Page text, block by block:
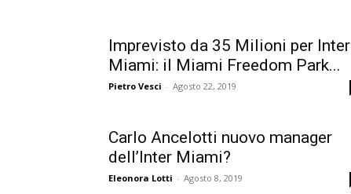
Imprevisto da 35 Milioni per Inter
Miami: il Miami Freedom Park...
Pietro Vesci - Agosto 22, 2019
Carlo Ancelotti nuovo manager
dell’Inter Miami?
Eleonora Lotti - Agosto 8, 2019